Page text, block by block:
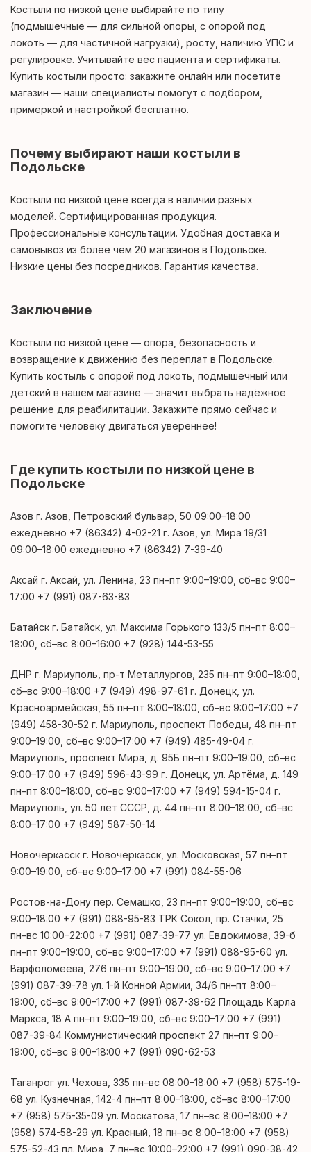
Костыли по низкой цене выбирайте по типу
(подмышечные — для сильной опоры, с опорой под
локоть — для частичной нагрузки), росту, наличию УПС и
регулировке. Учитывайте вес пациента и сертификаты.
Купить костыли просто: закажите онлайн или посетите
магазин — наши специалисты помогут с подбором,
примеркой и настройкой бесплатно.
Почему выбирают наши костыли в
Подольске
Костыли по низкой цене всегда в наличии разных
моделей. Сертифицированная продукция.
Профессиональные консультации. Удобная доставка и
самовывоз из более чем 20 магазинов в Подольске.
Низкие цены без посредников. Гарантия качества.
Заключение
Костыли по низкой цене — опора, безопасность и
возвращение к движению без переплат в Подольске.
Купить костыль с опорой под локоть, подмышечный или
детский в нашем магазине — значит выбрать надёжное
решение для реабилитации. Закажите прямо сейчас и
помогите человеку двигаться увереннее!
Где купить костыли по низкой цене в
Подольске
Азов г. Азов, Петровский бульвар, 50 09:00–18:00
ежедневно +7 (86342) 4-02-21 г. Азов, ул. Мира 19/31
09:00–18:00 ежедневно +7 (86342) 7-39-40
Аксай г. Аксай, ул. Ленина, 23 пн–пт 9:00–19:00, сб–вс 9:00–
17:00 +7 (991) 087-63-83
Батайск г. Батайск, ул. Максима Горького 133/5 пн–пт 8:00–
18:00, сб–вс 8:00–16:00 +7 (928) 144-53-55
ДНР г. Мариуполь, пр-т Металлургов, 235 пн–пт 9:00–18:00,
сб–вс 9:00–18:00 +7 (949) 498-97-61 г. Донецк, ул.
Красноармейская, 55 пн–пт 8:00–18:00, сб–вс 9:00–17:00 +7
(949) 458-30-52 г. Мариуполь, проспект Победы, 48 пн–пт
9:00–19:00, сб–вс 9:00–17:00 +7 (949) 485-49-04 г.
Мариуполь, проспект Мира, д. 95Б пн–пт 9:00–19:00, сб–вс
9:00–17:00 +7 (949) 596-43-99 г. Донецк, ул. Артёма, д. 149
пн–пт 8:00–18:00, сб–вс 9:00–17:00 +7 (949) 594-15-04 г.
Мариуполь, ул. 50 лет СССР, д. 44 пн–пт 8:00–18:00, сб–вс
8:00–17:00 +7 (949) 587-50-14
Новочеркасск г. Новочеркасск, ул. Московская, 57 пн–пт
9:00–19:00, сб–вс 9:00–17:00 +7 (991) 084-55-06
Ростов-на-Дону пер. Семашко, 23 пн–пт 9:00–19:00, сб–вс
9:00–18:00 +7 (991) 088-95-83 ТРК Сокол, пр. Стачки, 25
пн–вс 10:00–22:00 +7 (991) 087-39-77 ул. Евдокимова, 39-б
пн–пт 9:00–19:00, сб–вс 9:00–17:00 +7 (991) 088-95-60 ул.
Варфоломеева, 276 пн–пт 9:00–19:00, сб–вс 9:00–17:00 +7
(991) 087-39-78 ул. 1-й Конной Армии, 34/6 пн–пт 8:00–
19:00, сб–вс 9:00–17:00 +7 (991) 087-39-62 Площадь Карла
Маркса, 18 А пн–пт 9:00–19:00, сб–вс 9:00–17:00 +7 (991)
087-39-84 Коммунистический проспект 27 пн–пт 9:00–
19:00, сб–вс 9:00–18:00 +7 (991) 090-62-53
Таганрог ул. Чехова, 335 пн–вс 08:00–18:00 +7 (958) 575-19-
68 ул. Кузнечная, 142-4 пн–пт 8:00–18:00, сб–вс 8:00–17:00
+7 (958) 575-35-09 ул. Москатова, 17 пн–вс 8:00–18:00 +7
(958) 574-58-29 ул. Красный, 18 пн–вс 8:00–18:00 +7 (958)
575-52-43 пл. Мира, 7 пн–вс 10:00–22:00 +7 (991) 090-38-42